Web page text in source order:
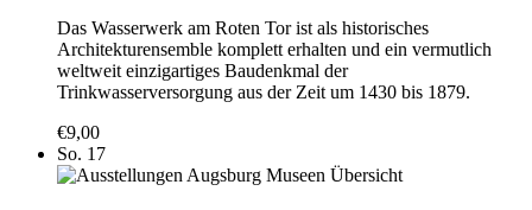
Das Wasserwerk am Roten Tor ist als historisches
Architekturensemble komplett erhalten und ein vermutlich
weltweit einzigartiges Baudenkmal der
Trinkwasserversorgung aus der Zeit um 1430 bis 1879.
€9,00
So. 17